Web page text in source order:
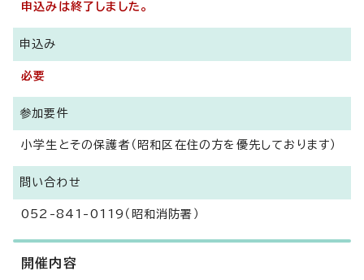
申込みは終了しました。
申込み
必要
参加要件
小学生とその保護者（昭和区在住の方を優先しております）
問い合わせ
052-841-0119（昭和消防署）
開催内容